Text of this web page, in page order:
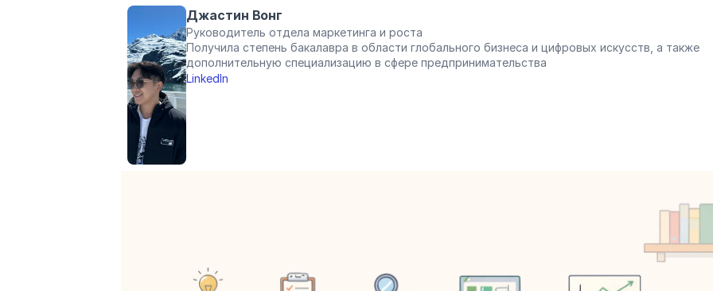
Джастин Вонг
Руководитель отдела маркетинга и роста
Получила степень бакалавра в области глобального бизнеса и цифровых искусств, а также
дополнительную специализацию в сфере предпринимательства
LinkedIn